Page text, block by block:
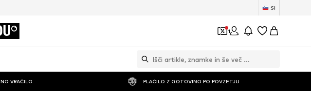
SI
1
VRAČILO PLAČILO Z GOTOVINO PO POVZETJU